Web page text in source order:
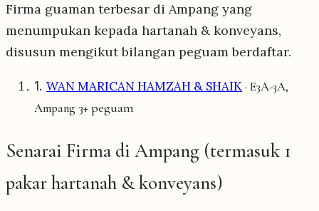
Firma guaman terbesar di Ampang yang
menumpukan kepada hartanah & konveyans,
disusun mengikut bilangan peguam berdaftar.
1. WAN MARICAN HAMZAH & SHAIK· E3A-3A,
Ampang 3+ peguam
Senarai Firma di Ampang (termasuk 1
pakar hartanah & konveyans)